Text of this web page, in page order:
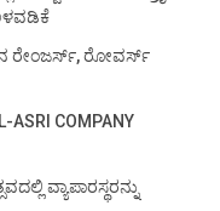
ರೇಂಜರ್ಸ್, ರೋವರ್ಸ್
COMPANY
ವ್ಯಾಪಾರಸ್ಥರನ್ನು